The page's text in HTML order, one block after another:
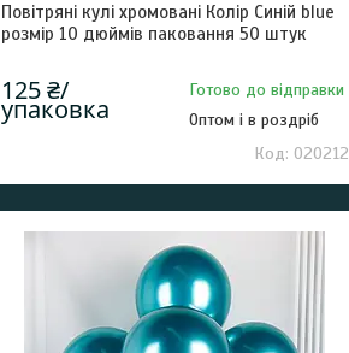
Повітряні кулі хромовані Колір Синій blue
розмір 10 дюймів паковання 50 штук
125 ₴/
упаковка
Готово до відправки
Оптом і в роздріб
020212